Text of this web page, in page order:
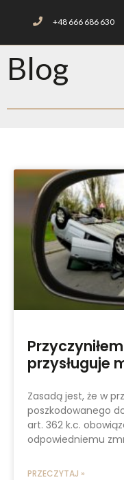
+48 666 686 630
Blog
przysługuje
Zasadą jest, że w
poszkodowanego
art. 362 k.c.
odpowiedniemu
PRZECZYTAJ »